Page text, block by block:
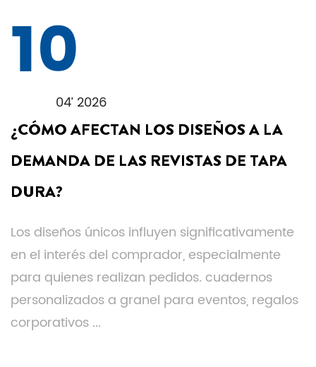
1004’ 2026
¿CÓMO AFECTAN LOS DISEÑOS A LA
DEMANDA DE LAS REVISTAS DE TAPA
DURA?
Los diseños únicos influyen significativamente
en el interés del comprador, especialmente
para quienes realizan pedidos. cuadernos
personalizados a granel para eventos, regalos
corporativos ...